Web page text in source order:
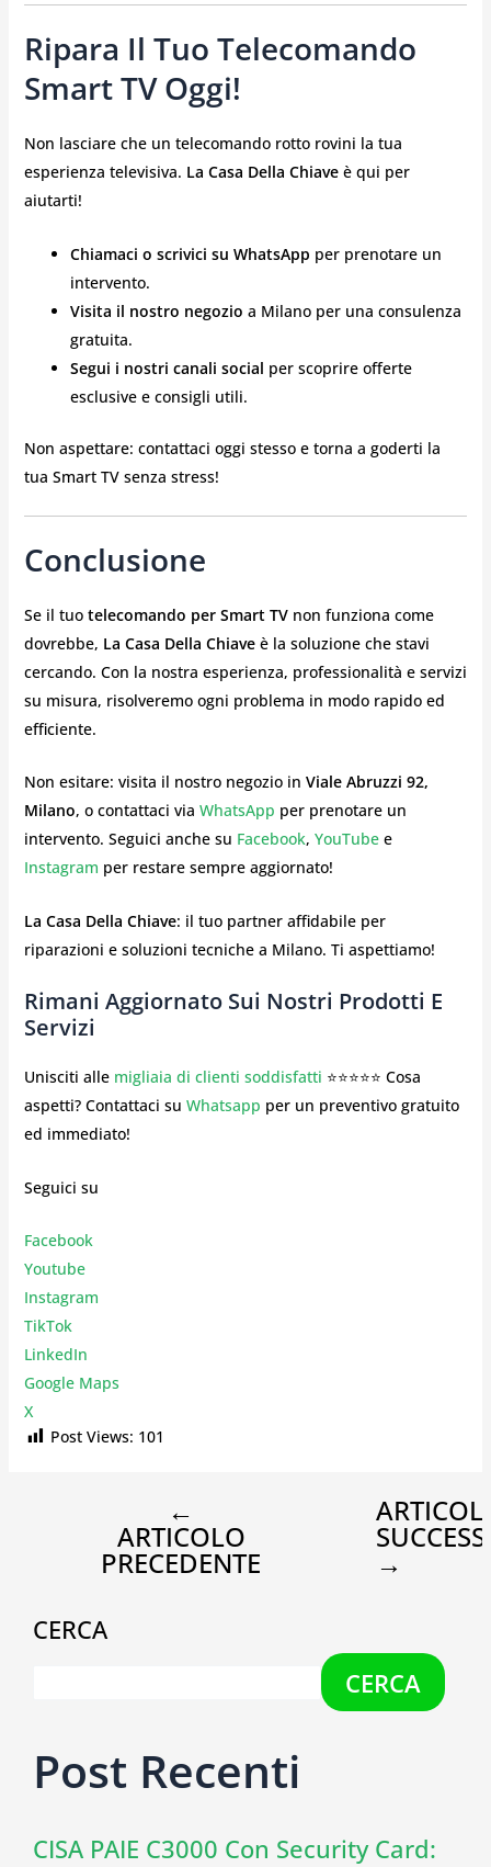
Ripara Il Tuo Telecomando
Smart TV Oggi!
Non lasciare che un telecomando rotto rovini la tua
esperienza televisiva. La Casa Della Chiaveè qui per
aiutarti!
Chiamaci o scrivici su WhatsApp per prenotare un
intervento.
Visita il nostro negozio a Milano per una consulenza
gratuita.
Segui i nostri canali social per scoprire offerte
esclusive e consigli utili.
Non aspettare: contattaci oggi stesso e torna a goderti la
tua Smart TV senza stress!
Conclusione
Se il tuo telecomando per Smart TVnon funziona come
dovrebbe, La Casa Della Chiaveè la soluzione che stavi
cercando. Con la nostra esperienza, professionalità e servizi
su misura, risolveremo ogni problema in modo rapido ed
efficiente.
Non esitare: visita il nostro negozio in Viale Abruzzi 92,
Milano, o contattaci via WhatsApp per prenotare un
intervento. Seguici anche su Facebook, YouTubee
Instagram per restare sempre aggiornato!
La Casa Della Chiave: il tuo partner affidabile per
riparazioni e soluzioni tecniche a Milano. Ti aspettiamo!
Rimani Aggiornato Sui Nostri Prodotti E
Servizi
Unisciti alle migliaia di clienti soddisfatti ⭐⭐⭐⭐⭐ Cosa
aspetti? Contattaci su Whatsapp per un preventivo gratuito
ed immediato!
Seguici su
Facebook
Youtube
Instagram
TikTok
LinkedIn
Google Maps
X
Post Views: 101
←
ARTICOLO
PRECEDENTE →
CERCA
CERCA
Post Recenti
CISA PAIE C3000 Con Security Card: